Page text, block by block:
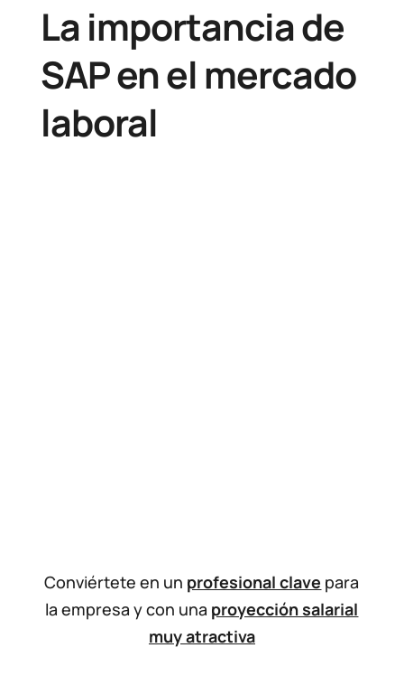
La importancia de
SAP en el mercado
laboral
Conviértete en un profesional clave para
la empresa y con una proyección salarial
muy atractiva